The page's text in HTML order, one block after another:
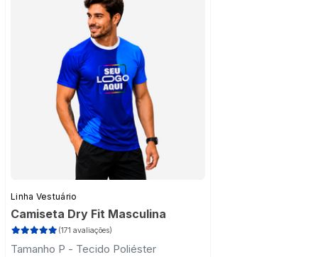
Linha Vestuário
Camiseta Dry Fit Masculina
(171 avaliações)
Tamanho P - Tecido Poliéster